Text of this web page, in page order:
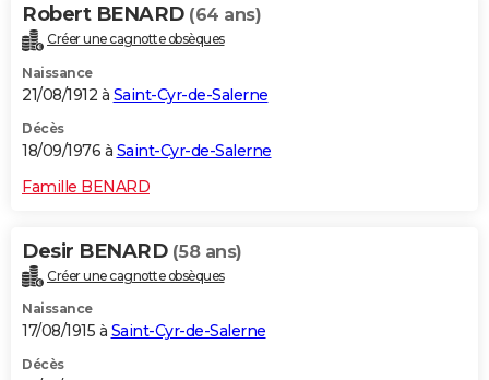
Robert BENARD (64 ans)
Créer une cagnotte obsèques
Naissance
21/08/1912 à Saint-Cyr-de-Salerne
Décès
18/09/1976 à Saint-Cyr-de-Salerne
Famille BENARD
Desir BENARD (58 ans)
Créer une cagnotte obsèques
Naissance
17/08/1915 à Saint-Cyr-de-Salerne
Décès